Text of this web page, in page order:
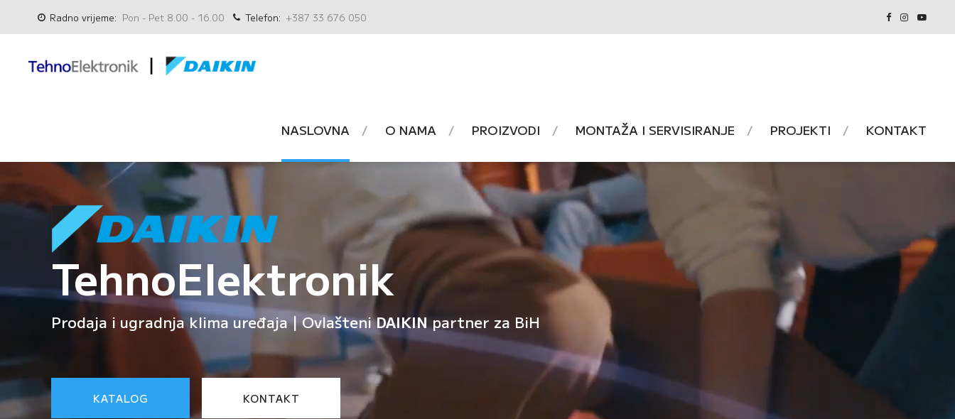
Radno vrijeme: Pon - Pet 8.00 - 16.00 Telefon: +387 33 676 050
NASLOVNA O NAMA PROIZVODI MONTAŽA I SERVISIRANJE PROJEKTI KONTAKT
TehnoElektronik
Prodaja i ugradnja klima uređaja | OvlašteniDAIKINpartner za BiH
KATALOG KONTAKT